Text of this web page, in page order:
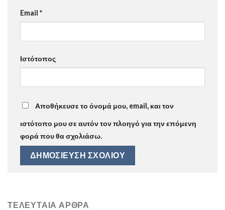
Email *
Ιστότοπος
Αποθήκευσε το όνομά μου, email, και τον
ιστότοπο μου σε αυτόν τον πλοηγό για την επόμενη
φορά που θα σχολιάσω.
ΤΕΛΕΥΤΑΊΑ ΆΡΘΡΑ